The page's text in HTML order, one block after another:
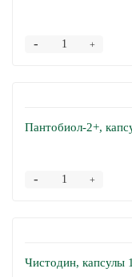
+
-
Пантобиол-2+,
+
-
Чистодин, капсулы